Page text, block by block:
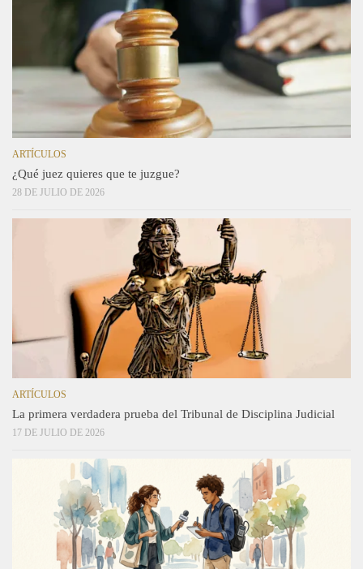
ARTÍCULOS
¿Qué juez quieres que te juzgue?
28 DE JULIO DE 2026
ARTÍCULOS
La primera verdadera prueba del Tribunal de Disciplina Judicial
17 DE JULIO DE 2026